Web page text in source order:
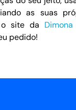
as suas
site da Dimona
pedido!